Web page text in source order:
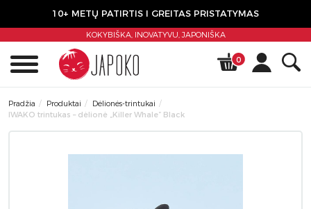
10+ METŲ PATIRTIS I GREITAS PRISTATYMAS
KOKYBIŠKA, INOVATYVU,JAPONIŠKA
0
Pradžia Produktai
Dėlionės-trintukai
IWAKO trintukas – dėlionė „Killer Whale” Black